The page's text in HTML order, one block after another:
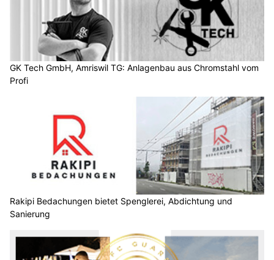
GK Tech GmbH, Amriswil TG: Anlagenbau aus Chromstahl vom
Profi
Rakipi Bedachungen bietet Spenglerei, Abdichtung und
Sanierung